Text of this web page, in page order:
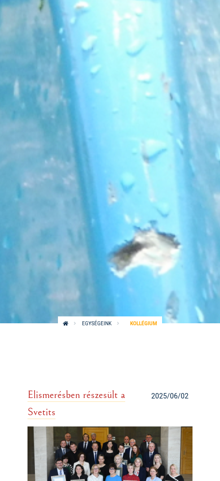
EGYSÉGEINK KOLLÉGIUM
2025/06/02
Elismerésben részesült a
Svetits